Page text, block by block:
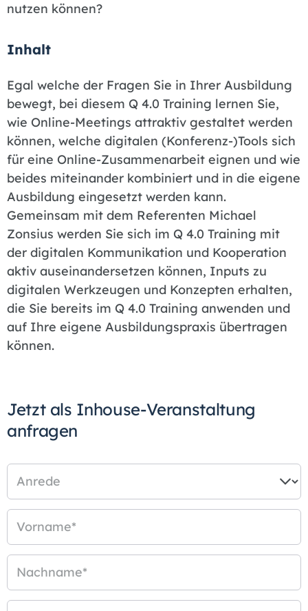
nutzen können?
Inhalt
Egal welche der Fragen Sie in Ihrer Ausbildung
bewegt, bei diesem Q 4.0 Training lernen Sie,
wie Online-Meetings attraktiv gestaltet werden
können, welche digitalen (Konferenz-)Tools sich
für eine Online-Zusammenarbeit eignen und wie
beides miteinander kombiniert und in die eigene
Ausbildung eingesetzt werden kann.
Gemeinsam mit dem Referenten Michael
Zonsius werden Sie sich im Q 4.0 Training mit
der digitalen Kommunikation und Kooperation
aktiv auseinandersetzen können, Inputs zu
digitalen Werkzeugen und Konzepten erhalten,
die Sie bereits im Q 4.0 Training anwenden und
auf Ihre eigene Ausbildungspraxis übertragen
können.
Jetzt als Inhouse-Veranstaltung
anfragen
Anrede
Vorname*
Nachname*